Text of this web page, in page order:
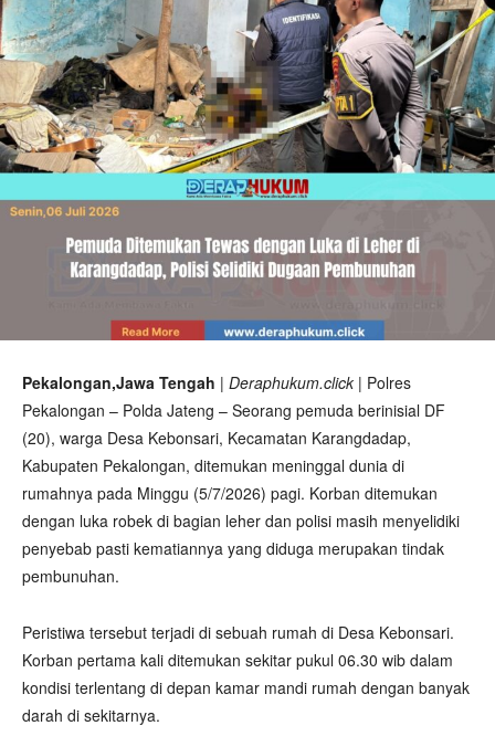
Pekalongan,Jawa Tengah | Deraphukum.click | Polres
Pekalongan – Polda Jateng – Seorang pemuda berinisial DF
(20), warga Desa Kebonsari, Kecamatan Karangdadap,
Kabupaten Pekalongan, ditemukan meninggal dunia di
rumahnya pada Minggu (5/7/2026) pagi. Korban ditemukan
dengan luka robek di bagian leher dan polisi masih menyelidiki
penyebab pasti kematiannya yang diduga merupakan tindak
pembunuhan.
Peristiwa tersebut terjadi di sebuah rumah di Desa Kebonsari.
Korban pertama kali ditemukan sekitar pukul 06.30 wib dalam
kondisi terlentang di depan kamar mandi rumah dengan banyak
darah di sekitarnya.